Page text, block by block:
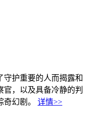
守护重要的人而揭露和
，以及具备冷静的判
奇幻剧。 详情>>